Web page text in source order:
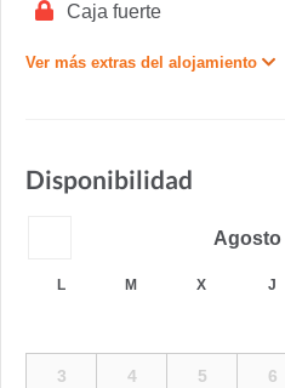
Caja fuerte
Ver más extras del alojamiento
Disponibilidad
Agosto
L M X J
3 4 5 6